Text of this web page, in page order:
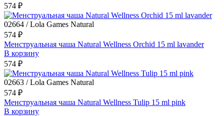
574 ₽
02664 / Lola Games Natural
574 ₽
Менструальная чаша Natural Wellness Orchid 15 ml lavander
В корзину
574 ₽
02663 / Lola Games Natural
574 ₽
Менструальная чаша Natural Wellness Tulip 15 ml pink
В корзину